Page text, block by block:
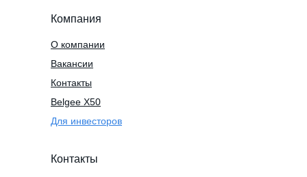
Компания
О компании
Вакансии
Контакты
Для инвесторов
Контакты
Belgee X50